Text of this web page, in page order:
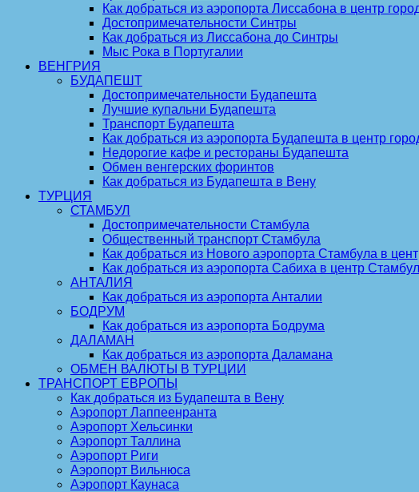
Как добраться из аэропорта Лиссабона в центр
Достопримечательности Синтры
Как добраться из Лиссабона до Синтры
Мыс Рока в Португалии
ВЕНГРИЯ
БУДАПЕШТ
Достопримечательности Будапешта
Лучшие купальни Будапешта
Транспорт Будапешта
Как добраться из аэропорта Будапешта в центр
Недорогие кафе и рестораны Будапешта
Обмен венгерских форинтов
Как добраться из Будапешта в Вену
ТУРЦИЯ
СТАМБУЛ
Достопримечательности Стамбула
Общественный транспорт Стамбула
Как добраться из Нового аэропорта Стамбула в
Как добраться из аэропорта Сабиха в центр
АНТАЛИЯ
Как добраться из аэропорта Анталии
БОДРУМ
Как добраться из аэропорта Бодрума
ДАЛАМАН
Как добраться из аэропорта Даламана
ОБМЕН ВАЛЮТЫ В ТУРЦИИ
ТРАНСПОРТ ЕВРОПЫ
Как добраться из Будапешта в Вену
Аэропорт Лаппеенранта
Аэропорт Хельсинки
Аэропорт Таллина
Аэропорт Риги
Аэропорт Вильнюса
Аэропорт Каунаса